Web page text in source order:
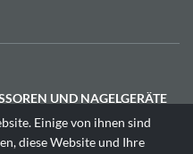
UND NAGELGERÄTE
Logos und Produktbilder
Einige von ihnen sind
diese Website und Ihre